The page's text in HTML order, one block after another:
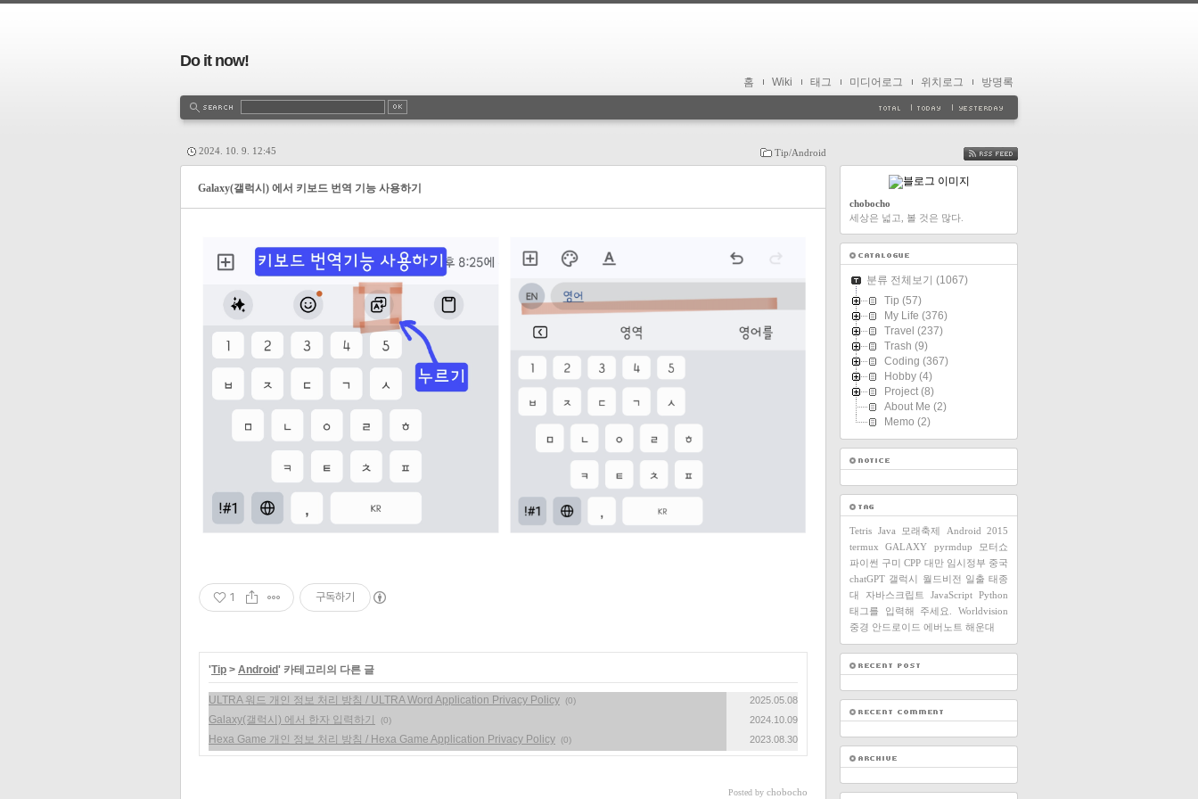
Do it now!
홈 Wiki 태그 미디어로그 위치로그 방명록
Tip/Android
2024. 10. 9. 12:45
Galaxy(갤럭시) 에서 키보드 번역 기능 사용하기
1 구독하기
'Tip > Android' 카테고리의 다른 글
ULTRA 워드 개인 정보 처리 방침 / ULTRA Word Application Privacy Policy (0) 2025.05.08
Galaxy(갤럭시) 에서 한자 입력하기 (0) 2024.10.09
Hexa Game 개인 정보 처리 방침 / Hexa Game Application Privacy Policy (0) 2023.08.30
Posted by chobocho
FEED
chobocho
세상은 넓고, 볼 것은 많다.
분류 전체보기 (1067)
Tip (57)
My Life (376)
Travel (237)
Trash (9)
Coding (367)
Hobby (4)
Project (8)
About Me (2)
Memo (2)
Tetris Java 모래축제 Android 2015
termux
GALAXY pyrmdup
모터쇼
파이썬 구미 CPP 대만 임시정부 중국
chatGPT 갤럭시 월드비전 일출 태종
대
자바스크립트 JavaScript Python
태그를 입력해 주세요.
Worldvision
중경 안드로이드 에버노트 해운대